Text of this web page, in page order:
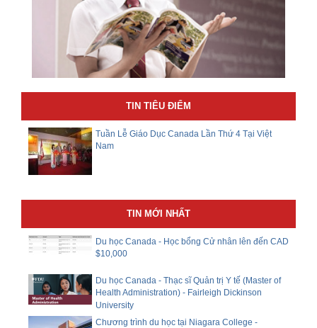
TIN TIÊU ĐIỂM
Tuần Lễ Giáo Dục Canada Lần Thứ 4 Tại Việt
Nam
TIN MỚI NHẤT
Du học Canada - Học bổng Cử nhân lên đến CAD
$10,000
Du học Canada - Thạc sĩ Quản trị Y tế (Master of
Health Administration) - Fairleigh Dickinson
University
Chương trình du học tại Niagara College -